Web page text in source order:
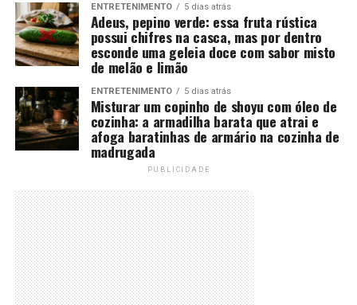
ENTRETENIMENTO 5 dias atrás
Adeus, pepino verde: essa fruta rústica
possui chifres na casca, mas por dentro
esconde uma geleia doce com sabor misto
de melão e limão
ENTRETENIMENTO 5 dias atrás
Misturar um copinho de shoyu com óleo de
cozinha: a armadilha barata que atrai e
afoga baratinhas de armário na cozinha de
madrugada
PUBLICIDADE